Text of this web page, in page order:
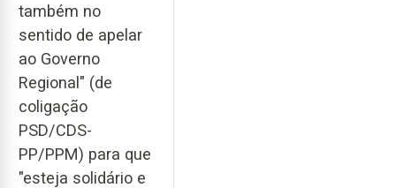
também no
sentido de apelar
ao Governo
Regional" (de
coligação
PSD/CDS-
PP/PPM) para que
"esteja solidário e